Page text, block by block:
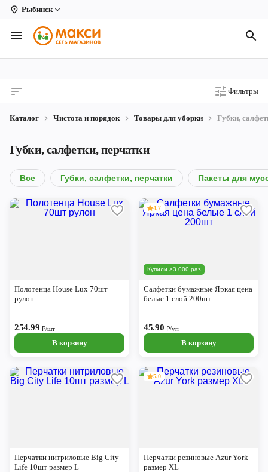
Рыбинск
Вологда
Архангельск
Киров
Коряжма
Котлас
Новодвинск
Ярославль
Фильтры
Каталог Чистота и порядок Товары для уборки Губки,
Губки, салфетки, перчатки
Все Губки, салфетки, перчатки Пакеты для
Полотенца House Lux 70шт
рулон
254.99 ₽/шт
В корзину
Купили >3 000 раз
4.7
Салфетки бумажные Яркая цена
белые 1 слой 200шт
45.90₽/уп
В корзину
Перчатки нитриловые Big City
Life 10шт размер L
5.0
Перчатки резиновые Azur York
размер XL